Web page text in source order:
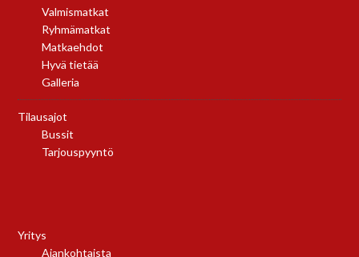
Valmismatkat
Ryhmämatkat
Matkaehdot
Hyvä tietää
Galleria
Tilausajot
Bussit
Tarjouspyyntö
Yritys
Ajankohtaista